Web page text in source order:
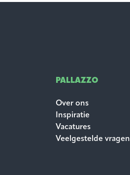
PALLAZZO
Over ons
Inspiratie
Vacatures
Veelgestelde vragen